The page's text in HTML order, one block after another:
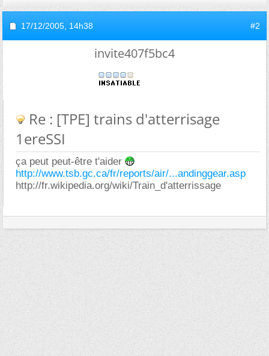
17/12/2005, 14h38 #2
invite407f5bc4
Re : [TPE] trains d'atterrisage
1ereSSI
ça peut peut-être t'aider
http://www.tsb.gc.ca/fr/reports/air/...andinggear.asp
http://fr.wikipedia.org/wiki/Train_d'atterrissage